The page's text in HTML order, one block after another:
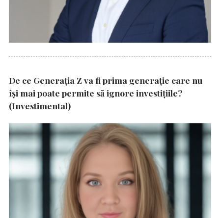
De ce Generația Z va fi prima generație care nu
își mai poate permite să ignore investițiile?
(Investimental)